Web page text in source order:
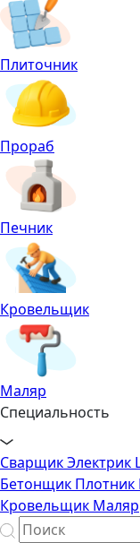
Плиточник
Прораб
Печник
Кровельщик
Маляр
Специальность
СварщикЭлектрик
Бетонщик Плотник
Кровельщик Маляр